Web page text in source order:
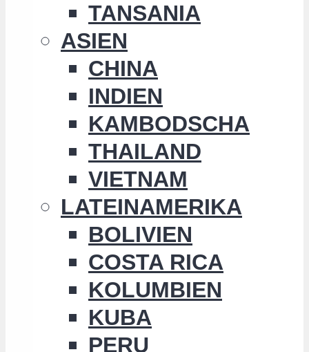
TANSANIA
ASIEN
CHINA
INDIEN
KAMBODSCHA
THAILAND
VIETNAM
LATEINAMERIKA
BOLIVIEN
COSTA RICA
KOLUMBIEN
KUBA
PERU